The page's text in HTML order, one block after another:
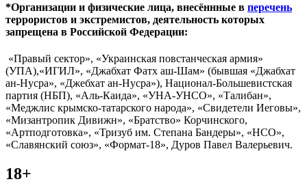
*Организации и физические лица, внесённные в перечень
террористов и экстремистов, деятельность которых
запрещена в Российской Федерации:
«Правый сектор», «Украинская повстанческая армия»
(УПА),«ИГИЛ», «Джабхат Фатх аш-Шам» (бывшая «Джабхат
ан-Нусра», «Джебхат ан-Нусра»), Национал-Большевистская
партия (НБП), «Аль-Каида», «УНА-УНСО», «Талибан»,
«Меджлис крымско-татарского народа», «Свидетели Иеговы»,
«Мизантропик Дивижн», «Братство» Корчинского,
«Артподготовка», «Тризуб им. Степана Бандеры», «НСО»,
«Славянский союз», «Формат-18», Дуров Павел Валерьевич.
18+